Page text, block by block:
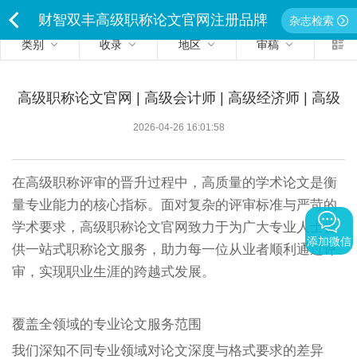
财智双丰高级职称论文官网注册品牌
独家经营严禁侵权违者必究
杂志检索
类别
收录 地区 审稿
高级职称论文官网 | 高级会计师 | 高级经济师 | 高级
政工师 | 高级工程师 | 一站式职称论文服务
2026-04-26 16:01:58
在高级职称评审的晋升过程中，高质量的学术论文是衡
量专业能力的核心指标。面对复杂的评审标准与严苛的
学术要求，高级职称论文官网致力于为广大专业人士提
供一站式职称论文服务，助力每一位从业者顺利通过评
审，实现职业生涯的跨越式发展。
覆盖全领域的专业论文服务范围
我们深知不同专业领域对论文深度与格式要求的差异
添加微信